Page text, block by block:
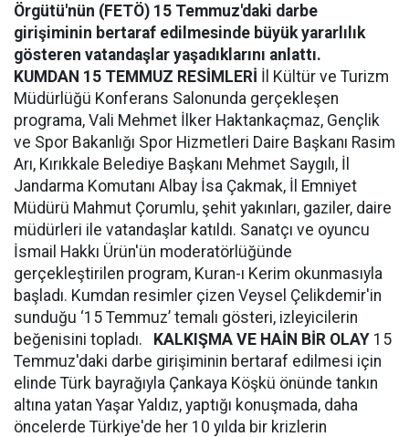
Örgütü'nün (FETÖ) 15 Temmuz'daki darbe
girişiminin bertaraf edilmesinde büyük yararlılık
gösteren vatandaşlar yaşadıklarını anlattı.
KUMDAN 15 TEMMUZ RESİMLERİ İl Kültür ve Turizm
Müdürlüğü Konferans Salonunda gerçekleşen
programa, Vali Mehmet İlker Haktankaçmaz, Gençlik
ve Spor Bakanlığı Spor Hizmetleri Daire Başkanı Rasim
Arı, Kırıkkale Belediye Başkanı Mehmet Saygılı, İl
Jandarma Komutanı Albay İsa Çakmak, İl Emniyet
Müdürü Mahmut Çorumlu, şehit yakınları, gaziler, daire
müdürleri ile vatandaşlar katıldı. Sanatçı ve oyuncu
İsmail Hakkı Ürün'ün moderatörlüğünde
gerçekleştirilen program, Kuran-ı Kerim okunmasıyla
başladı. Kumdan resimler çizen Veysel Çelikdemir'in
sunduğu ‘15 Temmuz’ temalı gösteri, izleyicilerin
beğenisini topladı.
KALKIŞMA VE HAİN BİR OLAY 15
Temmuz'daki darbe girişiminin bertaraf edilmesi için
elinde Türk bayrağıyla Çankaya Köşkü önünde tankın
altına yatan Yaşar Yaldız, yaptığı konuşmada, daha
öncelerde Türkiye'de her 10 yılda bir krizlerin